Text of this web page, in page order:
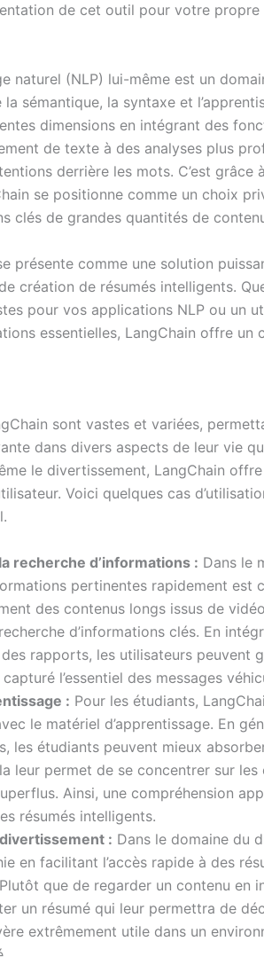
de cet outil pour votre
naturel (NLP) lui-même est un
sémantique, la syntaxe et
dimensions en intégrant des
de texte à des analyses plus
derrière les mots. C’est grâce
se positionne comme un choix
clés de grandes quantités de
présente comme une solution
création de résumés intelligents.
pour vos applications NLP ou un
essentielles, LangChain offre
sont vastes et variées,
dans divers aspects de leur vie
le divertissement, LangChain
Voici quelques cas
recherche d’informations : Dans le
pertinentes rapidement est
des contenus longs issus de
d’informations clés. En
rapports, les utilisateurs peuvent
capturé l’essentiel des messages
: Pour les étudiants,
le matériel d’apprentissage. En
les étudiants peuvent mieux
leur permet de se concentrer sur
Ainsi, une compréhension
résumés intelligents.
: Dans le domaine du
en facilitant l’accès rapide à des
que de regarder un contenu en
un résumé qui leur permettra de
extrêmement utile dans un